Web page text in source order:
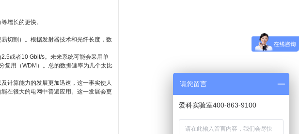
增长的更快。
切割）。根据发射器技术和光纤长度，数
或者10 Gbit/s。未来系统可能会采用单
复用（WDM）。总的数据速率为几个太比
计算能力的发展更加迅速，这一事实使人
在很大的电网中普遍应用。这一发展会更
请您留言
爱科实验室400-863-9100